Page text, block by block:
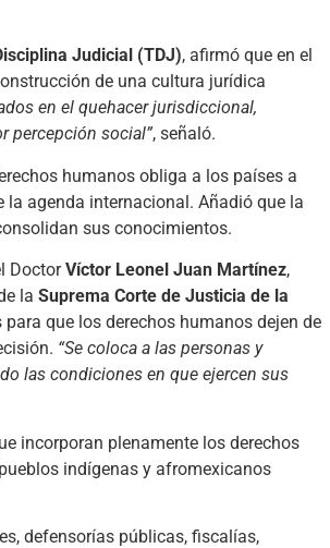
Judicial (TDJ), afirmó que en el
de una cultura jurídica
en el quehacer jurisdiccional,
percepción social”, señaló.
humanos obliga a los países a
agenda internacional. Añadió que la
sus conocimientos.
DoctorVíctor Leonel Juan Martínez,
la Suprema Corte de Justicia de la
que los derechos humanos dejen de
“Se coloca a las personas y
las condiciones en que ejercen sus
incorporan plenamente los derechos
indígenas y afromexicanos
defensorías públicas, fiscalías,